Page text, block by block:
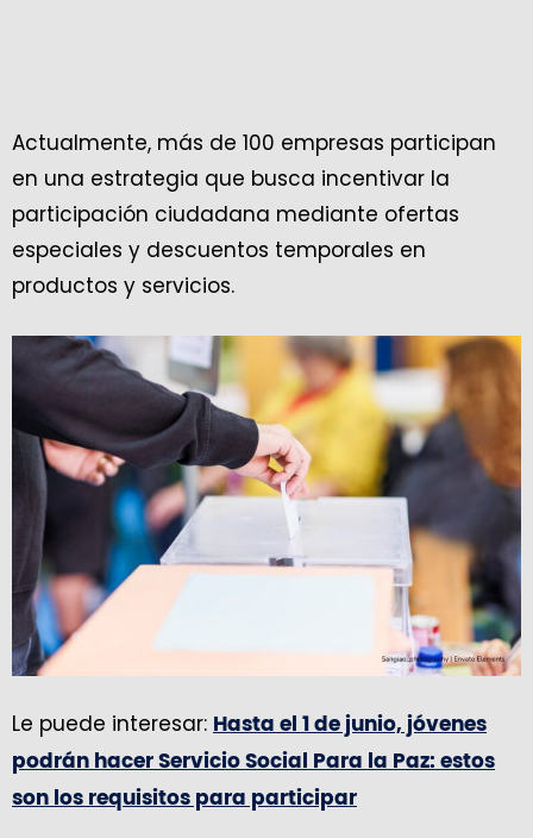
Actualmente, más de 100 empresas participan
en una estrategia que busca incentivar la
participación ciudadana mediante ofertas
especiales y descuentos temporales en
productos y servicios.
Le puede interesar: Hasta el 1 de junio, jóvenes
podrán hacer Servicio Social Para la Paz: estos
son los requisitos para participar